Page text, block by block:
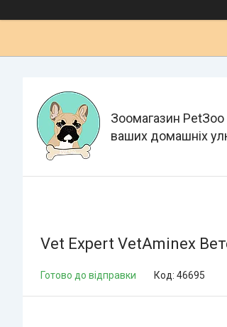
Зоомагазин
ваших домашніх
Vet Expert VetAminex
Готово до відправки Код: 46695